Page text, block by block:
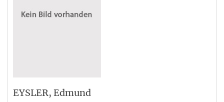
EYSLER, Edmund